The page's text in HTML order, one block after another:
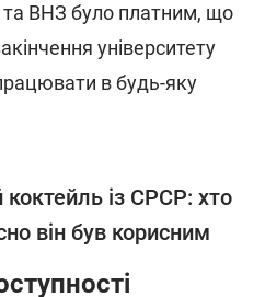
та ВНЗ було платним, що
університету
в будь-яку
із СРСР: хто
він був корисним